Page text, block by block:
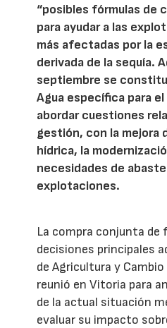
“posibles fórmulas de
para ayudar a las
más afectadas por la
derivada de la sequía.
septiembre se
Agua específica para
abordar cuestiones
gestión, con la mejora
hídrica, la
necesidades de
explotaciones.
La compra conjunta de
decisiones principales
de Agricultura y
reunió en Vitoria para
de la actual situación
evaluar su impacto